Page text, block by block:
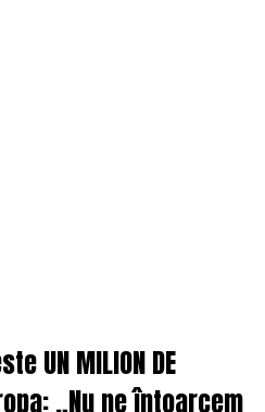
UN MILION DE
„Nu ne întoarcem